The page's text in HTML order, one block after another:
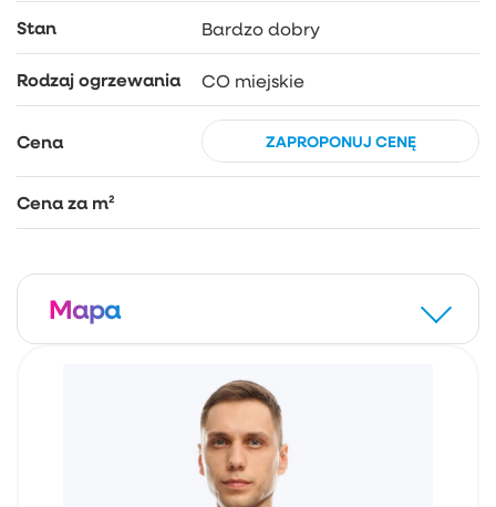
Stan Bardzo dobry
Rodzaj ogrzewania CO miejskie
Cena ZAPROPONUJ CENĘ
Cena za m²
Mapa